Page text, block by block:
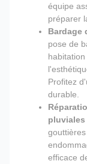
équipe
préparer
Bardage
pose de
Profitez
durable.
pluviales
efficace